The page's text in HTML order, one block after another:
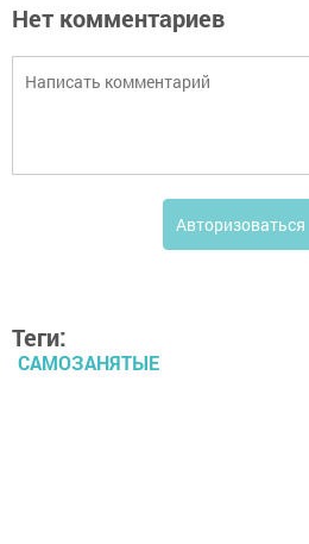
Нет комментариев
Авторизоваться
Теги:
САМОЗАНЯТЫЕ